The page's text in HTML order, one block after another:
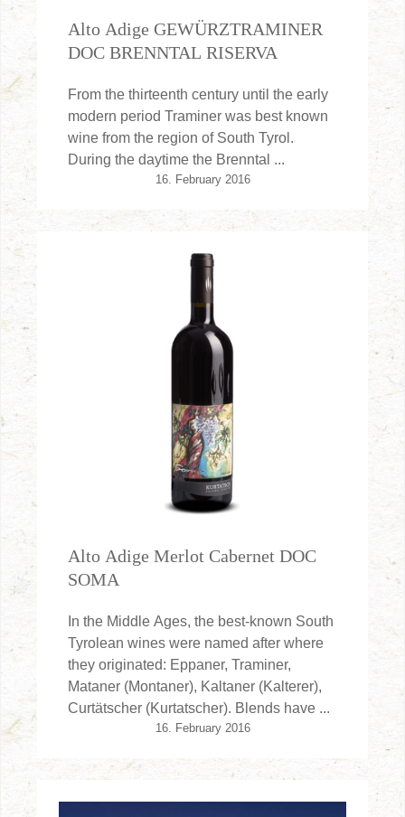
Alto Adige GEWÜRZTRAMINER
DOC BRENNTAL RISERVA
From the thirteenth century until the early
modern period Traminer was best known
wine from the region of South Tyrol.
During the daytime the Brenntal ...
16. February 2016
Alto Adige Merlot Cabernet DOC
SOMA
In the Middle Ages, the best-known South
Tyrolean wines were named after where
they originated: Eppaner, Traminer,
Mataner (Montaner), Kaltaner (Kalterer),
Curtätscher (Kurtatscher). Blends have ...
16. February 2016